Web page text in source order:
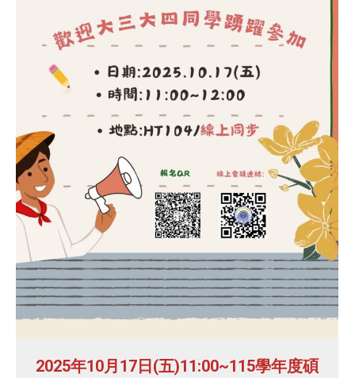
2025年10月17日(五)11:00~115學年度碩